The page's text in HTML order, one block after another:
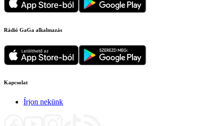
Rádió GaGa alkalmazás
Kapcsolat
Írjon nekünk